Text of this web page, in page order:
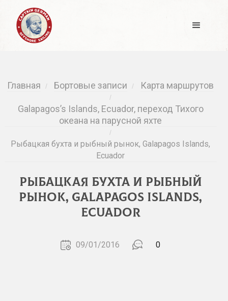
Главная / Бортовые записи / Карта маршрутов
/
Galapagos’s Islands, Ecuador, переход Тихого
океана на парусной яхте
/
Рыбацкая бухта и рыбный рынок, Galapagos Islands,
Ecuador
Рыбацкая бухта и рыбный
рынок, Galapagos Islands,
Ecuador
09/01/2016 0